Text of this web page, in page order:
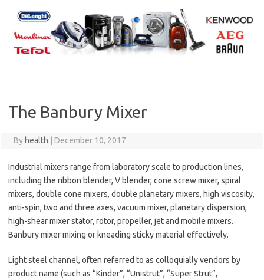
content
The Banbury Mixer
By health December 10, 2017
Industrial mixers range from laboratory scale to production lines,
including the ribbon blender, V blender, cone screw mixer, spiral
mixers, double cone mixers, double planetary mixers, high viscosity,
anti-spin, two and three axes, vacuum mixer, planetary dispersion,
high-shear mixer stator, rotor, propeller, jet and mobile mixers.
Banbury mixer mixing or kneading sticky material effectively.
Light steel channel, often referred to as colloquially vendors by
product name (such as “Kinder”, “Unistrut”, “Super Strut”,